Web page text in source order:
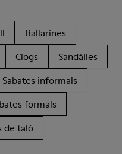
Ballarines
Clogs
Sandàlies
Sabates informals
formals
de taló